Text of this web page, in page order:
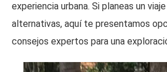
experiencia urbana. Si planeas un
alternativas, aquí te presentamos
consejos expertos para una